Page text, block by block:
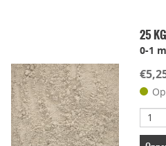
Lichtgewicht
Onderhoudsvriendelijk
25
0-1